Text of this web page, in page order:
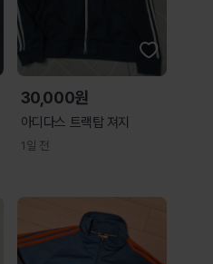
30,000원
아디다스 트랙탑 져지
1일 전